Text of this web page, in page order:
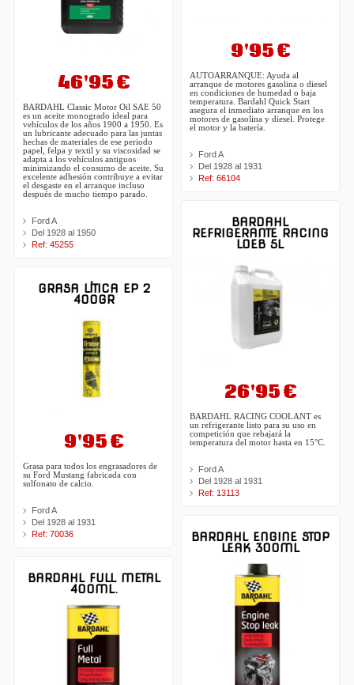
46'95 €
BARDAHL Classic Motor Oil SAE 50
es un aceite monogrado ideal para
vehículos de los años 1900 a 1950. Es
un lubricante adecuado para las juntas
hechas de materiales de ese periodo
papel, felpa y textil y su viscosidad se
adapta a los vehículos antiguos
minimizando el consumo de aceite. Su
excelente adhesión contribuye a evitar
el desgaste en el arranque incluso
después de mucho tiempo parado.
Ford A
Del 1928 al 1950
Ref: 45255
GRASA LÍTICA EP 2
400GR
9'95 €
Grasa para todos los engrasadores de
su Ford Mustang fabricada con
sulfonato de calcio.
Ford A
Del 1928 al 1931
Ref: 70036
BARDAHL FULL METAL
400ML.
9'95 €
AUTOARRANQUE: Ayuda al
arranque de motores gasolina o diesel
en condiciones de humedad o baja
temperatura. Bardahl Quick Start
asegura el inmediato arranque en los
motores de gasolina y diesel. Protege
el motor y la batería.
Ford A
Del 1928 al 1931
Ref: 66104
BARDAHL
REFRIGERANTE RACING
LOEB 5L
26'95 €
BARDAHL RACING COOLANT es
un refrigerante listo para su uso en
competición que rebajará la
temperatura del motor hasta en 15°C.
Ford A
Del 1928 al 1931
Ref: 13113
BARDAHL ENGINE STOP
LEAK 300ML